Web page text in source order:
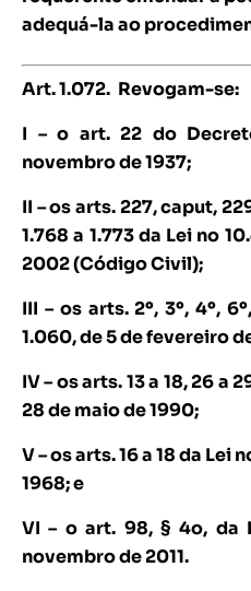
adequá-la ao
Art. 1.072. Revogam-se:
I – o art. 22 do
novembro de 1937;
II – os arts. 227, caput,
1.768 a 1.773 da Lei no
2002 (Código Civil);
III – os arts. 2º, 3º, 4º,
1.060, de 5 de fevereiro
IV – os arts. 13 a 18, 26 a
28 de maio de 1990;
V – os arts. 16 a 18 da Lei
1968; e
VI – o art. 98, § 4o, da
novembro de 2011.